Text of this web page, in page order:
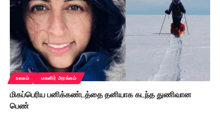
உலகம் மகளிர் அரங்கம்
மிகப்பெரிய பனிக்கண்டத்தை தனியாக கடந்த துணிவான
பெண்